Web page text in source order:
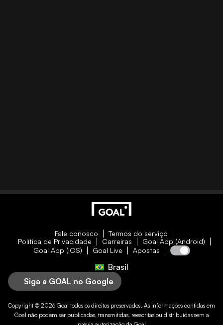
Fale conosco
Termos do serviço
Política de Privacidade
Carreiras
Goal App (Android)
Goal App (iOS)
Goal Live Apostas
Brasil
Siga a GOAL no Google
Copyright © 2026 Goal todos os direitos preservados. As informações contidas em
Goal não podem ser publicadas, transmitidas, reescritas ou distribuídas sem a